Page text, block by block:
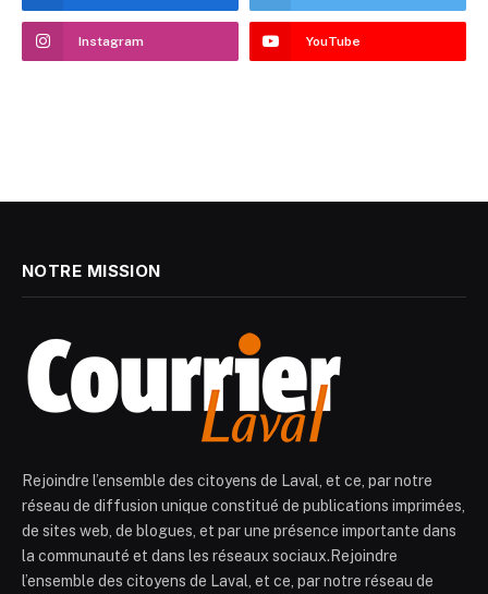
Instagram YouTube
NOTRE MISSION
Rejoindre l’ensemble des citoyens de Laval, et ce, par notre
réseau de diffusion unique constitué de publications imprimées,
de sites web, de blogues, et par une présence importante dans
la communauté et dans les réseaux sociaux.Rejoindre
l’ensemble des citoyens de Laval, et ce, par notre réseau de